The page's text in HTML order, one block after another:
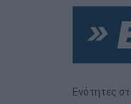
Ενότητες